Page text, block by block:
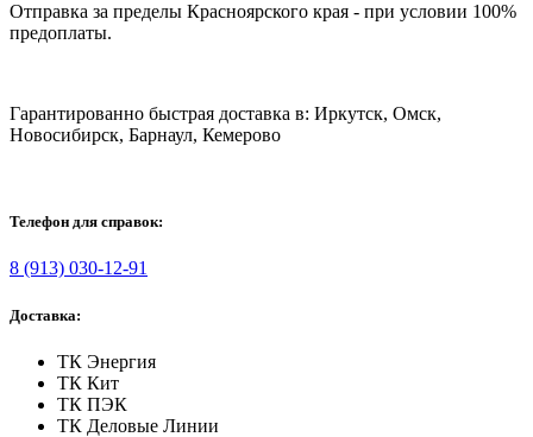
Отправка за пределы Красноярского края - при условии 100%
предоплаты.
Гарантированно быстрая доставка в: Иркутск, Омск,
Новосибирск, Барнаул, Кемерово
Телефон для справок:
8 (913) 030-12-91
Доставка:
ТК Энергия
ТК Кит
ТК ПЭК
ТК Деловые Линии